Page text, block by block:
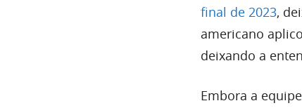
final de 2023,
americano
deixando a
Embora a